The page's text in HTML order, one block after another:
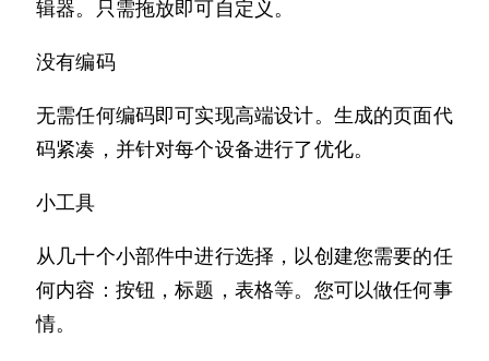
辑器。只需拖放即可自定义。
没有编码
无需任何编码即可实现高端设计。生成的页面代
码紧凑，并针对每个设备进行了优化。
小工具
从几十个小部件中进行选择，以创建您需要的任
何内容：按钮，标题，表格等。您可以做任何事
情。